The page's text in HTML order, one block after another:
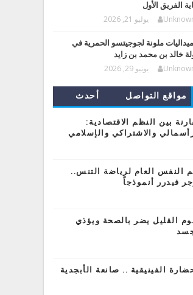
الفريق الأول
يوليو 21, 2026
10 ميداليات ملونة لجوجيتسو الحمرية في
خالد بن محمد بن زايد
يونيو 29, 2026
مواقع التواصل
أحدث
بين النظم الاقتصادية:
والاشتراكي والإسلامي
النفس العام لرياضة التنس..
فيدرر أنموذجاً
القليل يضر بالصحة ويؤذي
الفينيقية .. صانعة الأبجدية